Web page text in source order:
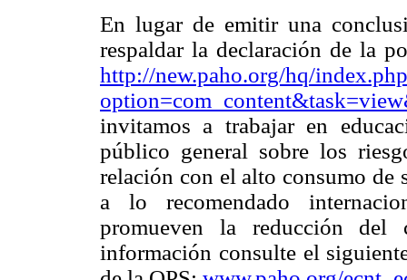
En lugar de emitir una
respaldar la declaración de la
http://new.paho.org/hq/
invitamos a trabajar en
público general sobre los
relación con el alto consumo de
a lo recomendado
promueven la reducción del
información consulte el